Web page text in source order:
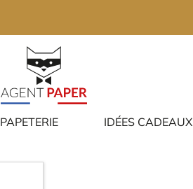
PAPETERIE IDÉES CADEAUX